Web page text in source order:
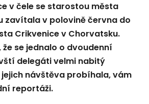
v čele se starostou města
zavítala v polovině června do
Crikvenice v Chorvatsku.
se jednalo o dvoudenní
delegáti velmi nabitý
návštěva probíhala, vám
reportáži.